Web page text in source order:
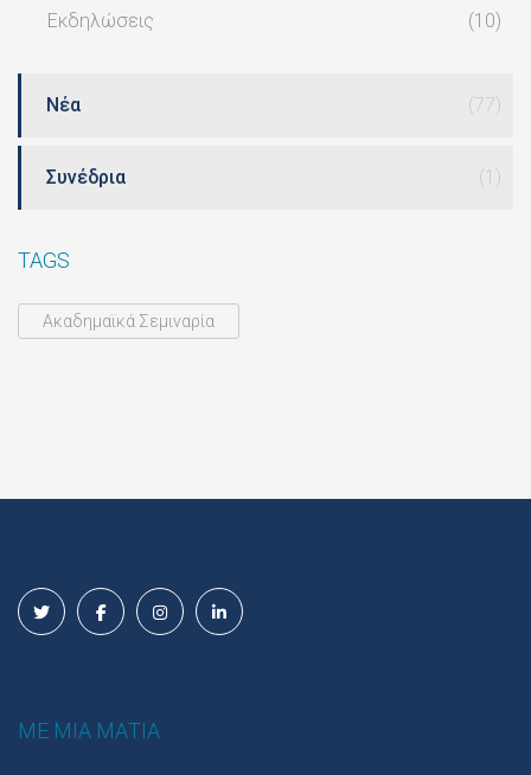
Εκδηλώσεις (10)
Νέα (77)
Συνέδρια (1)
TAGS
Ακαδημαϊκά Σεμιναρία
ΜΕ ΜΙΑ ΜΑΤΙΑ